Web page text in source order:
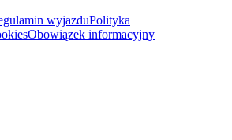
wyjazduPolityka
Obowiązek informacyjny